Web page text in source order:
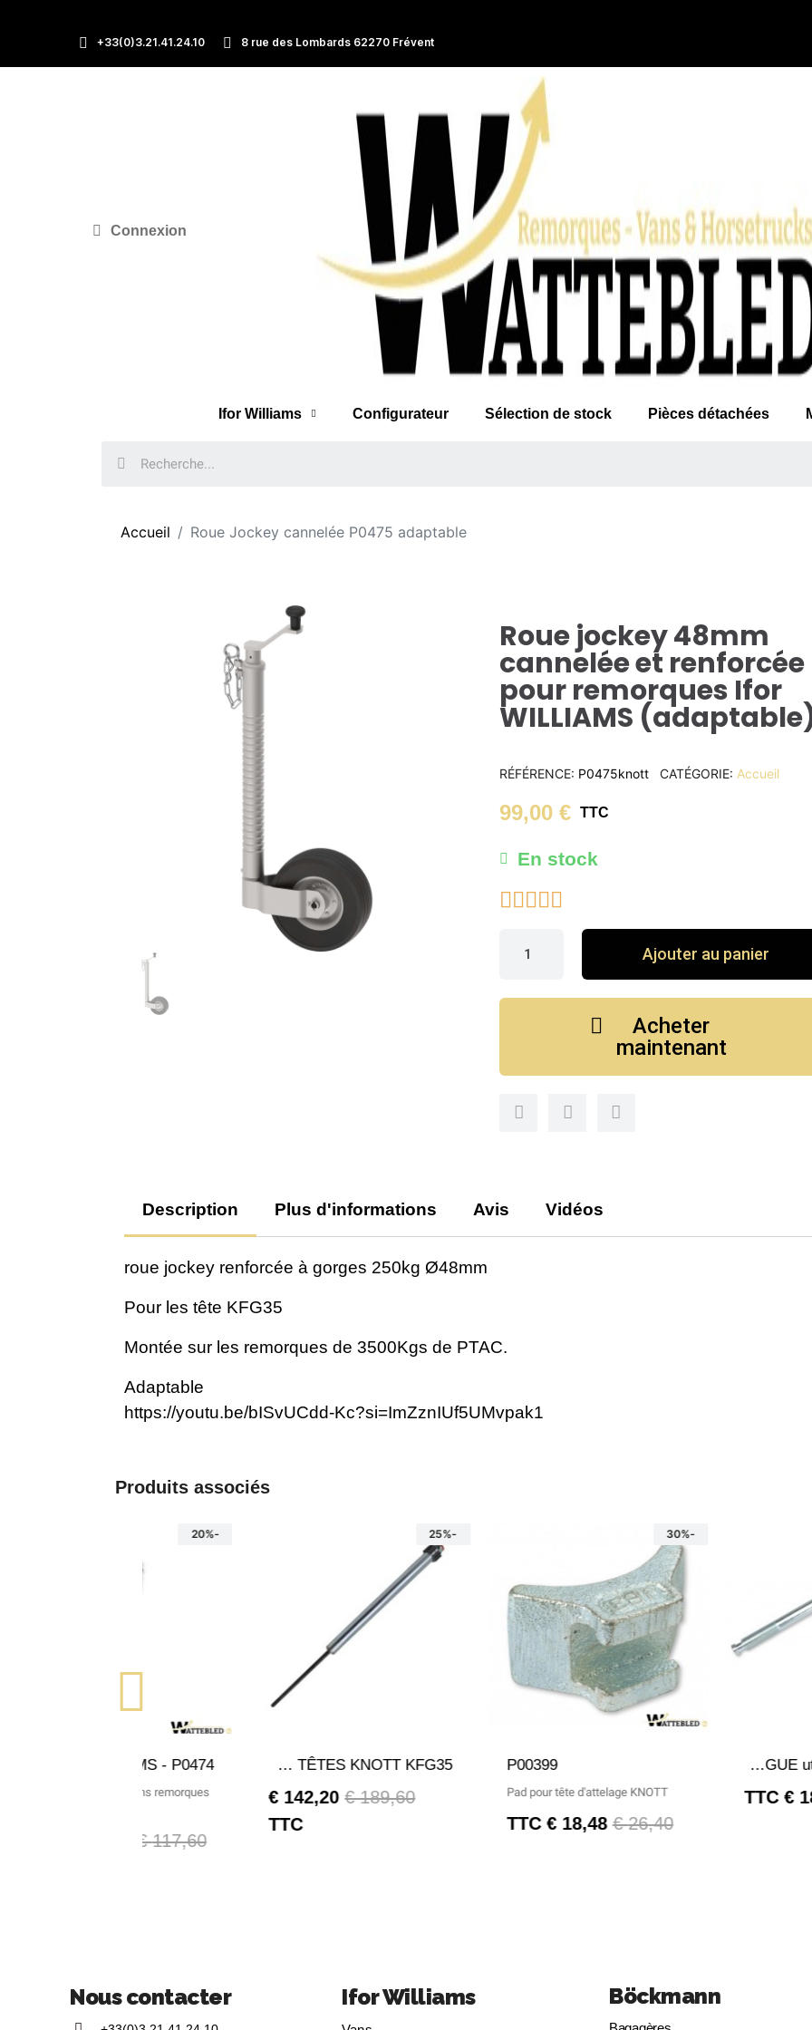
+33(0)3.21.41.24.10 8 rue des Lombards 62270 Frévent
Connexion
Ifor Williams Configurateur Sélection de stock Pièces détachées
Accueil Roue Jockey cannelée P0475 adaptable
Roue jockey 48mm
cannelée et renforcée
pour remorques Ifor
WILLIAMS
RÉFÉRENCE P0475knott CATÉGORIE Accueil
99,00 € TTC
En stock

Ajouter au panier
Acheter
maintenant
Description Plus d'informations Avis Vidéos
roue jockey renforcée à gorges 250kg Ø48mm
Pour les tête KFG35
Montée sur les remorques de 3500Kgs de PTAC.
Adaptable
https://youtu.be/bISvUCdd-Kc?si=ImZznIUf5UMvpak1
Produits associés
POIGNÉE DE SERRAGE DE ROUE JOCKEY - LONGUE utilisée sur KFG35
TTC
P00399
Pad pour tête d'attelage KNOTT
26,40 €
18,48 €
TTC
APERÇU RAPIDE
AMORTISSEUR DE REMPLACEMENT 2700-3500kg POUR TÊTES KNOTT KFG35
189,60 €
142,20 €
TTC
APERÇU RAPIDE
Roue Jockey pour Vans remorques
117,60 €
Nous contacter Ifor Williams Böckmann